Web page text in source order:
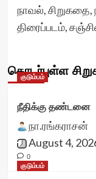
நாவல், சிறுகதை,
திரைப்படம்,
தொடர்புள்ள
குடும்பம்
நீதிக்கு தண்டனை
நா.ரங்கராசன்
August 4,
0
குடும்பம்